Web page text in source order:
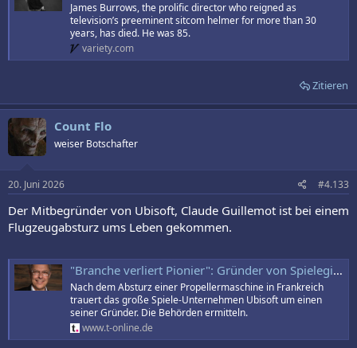
James Burrows, the prolific director who reigned as
television’s preeminent sitcom helmer for more than 30
years, has died. He was 85.
variety.com
Zitieren
Count Flo
weiser Botschafter
20. Juni 2026 #4.133
Der Mitbegründer von Ubisoft, Claude Guillemot ist bei einem
Flugzeugabsturz ums Leben gekommen.
"Branche verliert Pionier": Gründer von Spielegigant stirbt bei Flugzeugabsturz
Nach dem Absturz einer Propellermaschine in Frankreich
trauert das große Spiele-Unternehmen Ubisoft um einen
seiner Gründer. Die Behörden ermitteln.
www.t-online.de